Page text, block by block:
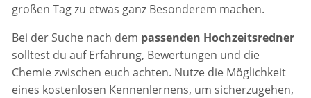
großen Tag zu etwas ganz Besonderem machen.
Bei der Suche nach dem passenden Hochzeitsredner
solltest du auf Erfahrung, Bewertungen und die
Chemie zwischen euch achten. Nutze die Möglichkeit
eines kostenlosen Kennenlernens, um sicherzugehen,